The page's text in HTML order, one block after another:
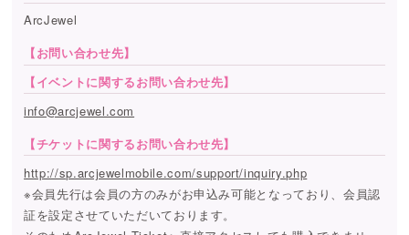
ArcJewel
【お問い合わせ先】
【イベントに関するお問い合わせ先】
info@arcjewel.com
【チケットに関するお問い合わせ先】
http://sp.arcjewelmobile.com/support/inquiry.php
※会員先行は会員の方のみがお申込み可能となっており、会員認
証を設定させていただいております。